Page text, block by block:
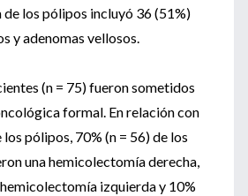
de los pólipos incluyó 36 (51%)
y adenomas vellosos.
(n = 75) fueron sometidos
formal. En relación con
pólipos, 70% (n = 56) de los
una hemicolectomía derecha,
izquierda y 10%